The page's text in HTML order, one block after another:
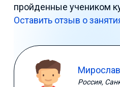
пройденные учеником
Оставить отзыв о
Россия,